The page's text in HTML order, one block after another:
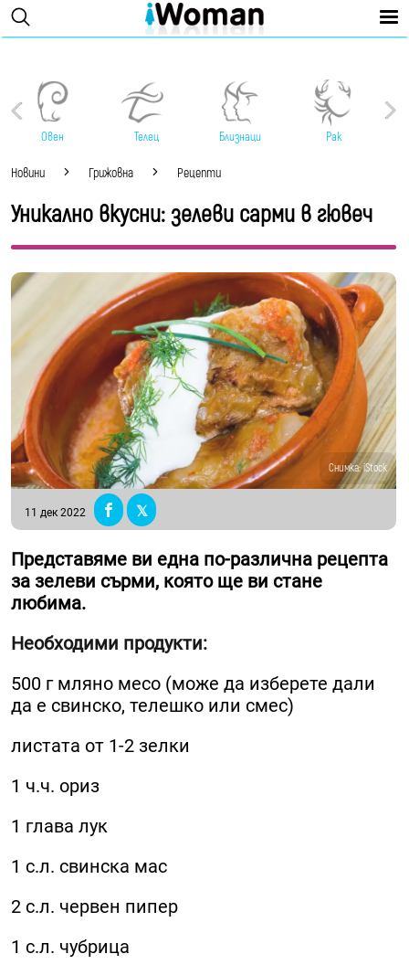
Овен Телец Близнаци Рак
Новини Грижовна Рецепти
Уникално вкусни: зелеви сарми в гювеч
Снимка: iStock
11 дек 2022
Представяме ви една по-различна рецепта
за зелеви сърми, която ще ви стане
любима.
Необходими продукти:
500 г мляно месо (може да изберете дали
да е свинско, телешко или смес)
листата от 1-2 зелки
1 ч.ч. ориз
1 глава лук
1 с.л. свинска мас
2 с.л. червен пипер
1 с.л. чубрица